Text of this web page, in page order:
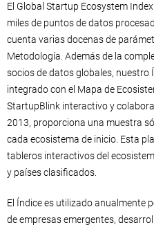
El Global Startup Ecosystem
miles de puntos de datos
cuenta varias docenas de
Metodología. Además de la
socios de datos globales, nuestro
integrado con el Mapa de
StartupBlink interactivo y
2013, proporciona una muestra
cada ecosistema de inicio. Esta
tableros interactivos del
y países clasificados.
El Índice es utilizado anualmente
de empresas emergentes,